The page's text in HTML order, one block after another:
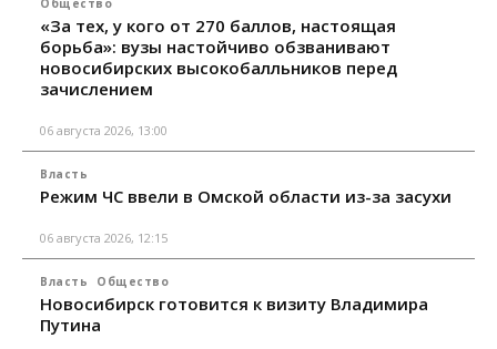
Общество
«За тех, у кого от 270 баллов, настоящая
борьба»: вузы настойчиво обзванивают
новосибирских высокобалльников перед
зачислением
06 августа 2026, 13:00
Власть
Режим ЧС ввели в Омской области из-за засухи
06 августа 2026, 12:15
Власть Общество
Новосибирск готовится к визиту Владимира
Путина